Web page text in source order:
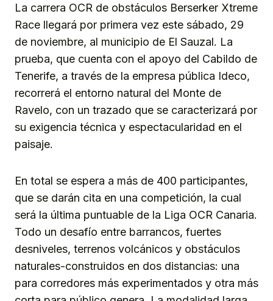
La carrera OCR de obstáculos Berserker Xtreme
Race llegará por primera vez este sábado, 29
de noviembre, al municipio de El Sauzal. La
prueba, que cuenta con el apoyo del Cabildo de
Tenerife, a través de la empresa pública Ideco,
recorrerá el entorno natural del Monte de
Ravelo, con un trazado que se caracterizará por
su exigencia técnica y espectacularidad en el
paisaje.
En total se espera a más de 400 participantes,
que se darán cita en una competición, la cual
será la última puntuable de la Liga OCR Canaria.
Todo un desafío entre barrancos, fuertes
desniveles, terrenos volcánicos y obstáculos
naturales-construidos en dos distancias: una
para corredores más experimentados y otra más